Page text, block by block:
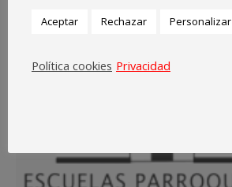
Aceptar Rechazar Personalizar
Política cookies Privacidad